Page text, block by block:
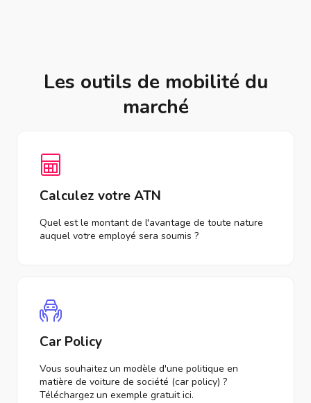
Les outils de mobilité du
marché
Calculez votre ATN
Quel est le montant de l'avantage de toute nature
auquel votre employé sera soumis ?
Car Policy
Vous souhaitez un modèle d'une politique en
matière de voiture de société (car policy) ?
Téléchargez un exemple gratuit ici.